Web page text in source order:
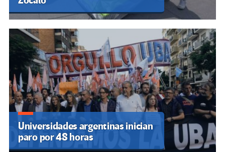
Universidades argentinas inician
paro por 48 horas